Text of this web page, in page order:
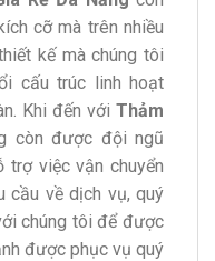
cỡ mà trên nhiều
kế mà chúng tôi
cấu trúc linh hoạt
Khi đến với Thảm
còn được đội ngũ
trợ việc vận chuyển
cầu về dịch vụ, quý
chúng tôi để được
được phục vụ quý